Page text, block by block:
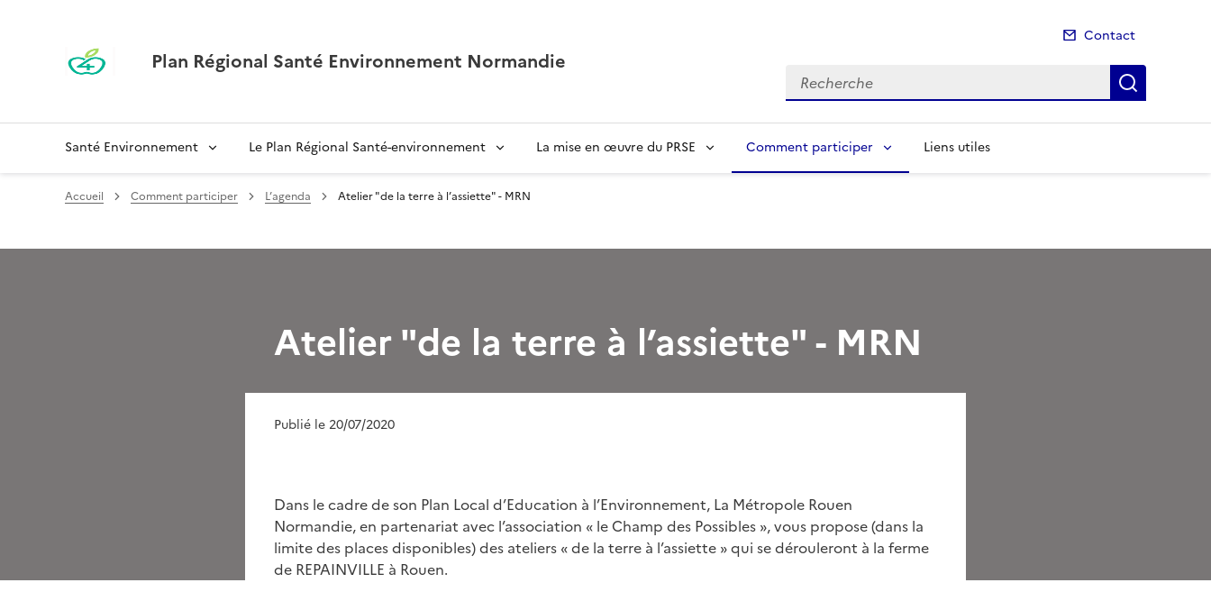
Plan Régional Santé Environnement Normandie
Contact
Recherche
Santé Environnement Le Plan Régional Santé-environnement La mise en œuvre du PRSE Comment participer Liens utiles
Accueil Comment participer L’agenda Atelier "de la terre à l’assiette" - MRN
Atelier "de la terre à l’assiette" - MRN
Publié le 20/07/2020
Dans le cadre de son Plan Local d’Education à l’Environnement, La Métropole Rouen
Normandie, en partenariat avec l’association « le Champ des Possibles », vous propose (dans la
limite des places disponibles) des ateliers « de la terre à l’assiette » qui se dérouleront à la ferme
de REPAINVILLE à Rouen.